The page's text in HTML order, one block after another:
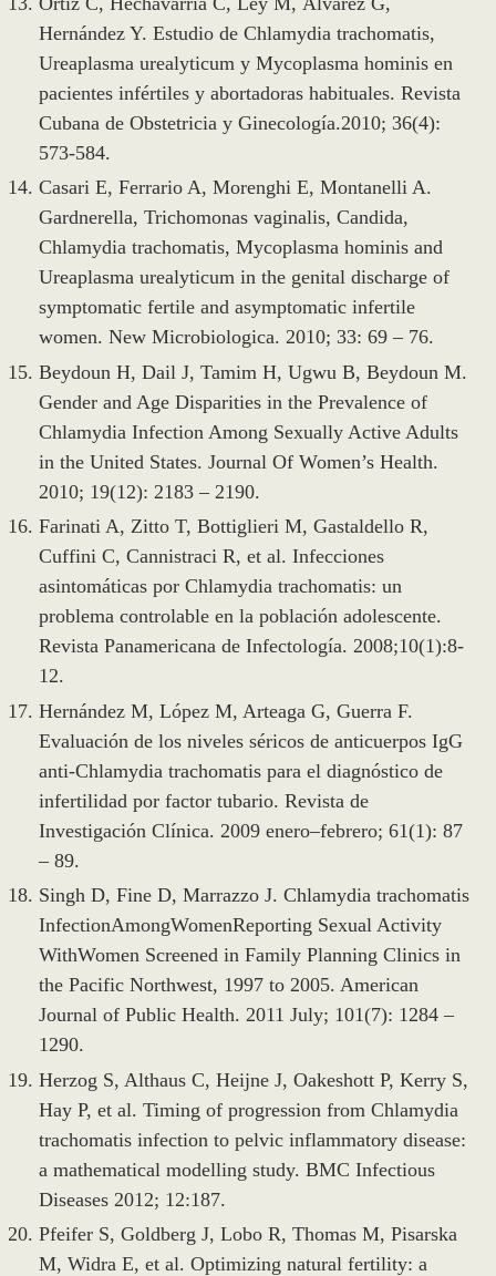
Hernández Y. Estudio de Chlamydia trachomatis,
Ureaplasma urealyticum y Mycoplasma hominis en
pacientes infértiles y abortadoras habituales. Revista
Cubana de Obstetricia y Ginecología.2010; 36(4):
573-584.
Casari E, Ferrario A, Morenghi E, Montanelli A.
Gardnerella, Trichomonas vaginalis, Candida,
Chlamydia trachomatis, Mycoplasma hominis and
Ureaplasma urealyticum in the genital discharge of
symptomatic fertile and asymptomatic infertile
women. New Microbiologica. 2010; 33: 69 – 76.
Beydoun H, Dail J, Tamim H, Ugwu B, Beydoun M.
Gender and Age Disparities in the Prevalence of
Chlamydia Infection Among Sexually Active Adults
in the United States. Journal Of Women’s Health.
2010; 19(12): 2183 – 2190.
Farinati A, Zitto T, Bottiglieri M, Gastaldello R,
Cuffini C, Cannistraci R, et al. Infecciones
asintomáticas por Chlamydia trachomatis: un
problema controlable en la población adolescente.
Revista Panamericana de Infectología. 2008;10(1):8-
12.
Hernández M, López M, Arteaga G, Guerra F.
Evaluación de los niveles séricos de anticuerpos IgG
anti-Chlamydia trachomatis para el diagnóstico de
infertilidad por factor tubario. Revista de
Investigación Clínica. 2009 enero–febrero; 61(1): 87
– 89.
Singh D, Fine D, Marrazzo J. Chlamydia trachomatis
InfectionAmongWomenReporting Sexual Activity
WithWomen Screened in Family Planning Clinics in
the Pacific Northwest, 1997 to 2005. American
Journal of Public Health. 2011 July; 101(7): 1284 –
1290.
Herzog S, Althaus C, Heijne J, Oakeshott P, Kerry S,
Hay P, et al. Timing of progression from Chlamydia
trachomatis infection to pelvic inflammatory disease:
a mathematical modelling study. BMC Infectious
Diseases 2012; 12:187.
Pfeifer S, Goldberg J, Lobo R, Thomas M, Pisarska
M, Widra E, et al. Optimizing natural fertility: a